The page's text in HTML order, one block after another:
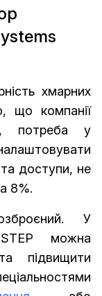
хмарних
що компанії
потреба у
та доступи, не
8%.
У
можна
підвищити